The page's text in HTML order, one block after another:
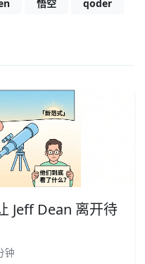
悟空 qoder
Jeff Dean 离开待
钟